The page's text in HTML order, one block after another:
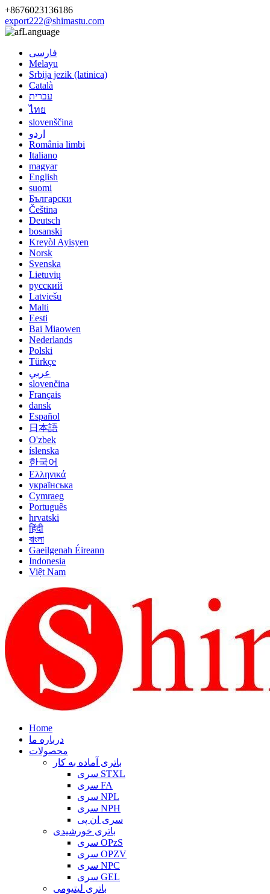
+8676023136186
export222@shimastu.com
Language
فارسی
Melayu
Srbija jezik (latinica)
Català
עברית
ไทย
slovenščina
اردو
România limbi
Italiano
magyar
English
suomi
Български
Čeština
Deutsch
bosanski
Kreyòl Ayisyen
Norsk
Svenska
Lietuvių
русский
Latviešu
Malti
Eesti
Bai Miaowen
Nederlands
Polski
Türkçe
عربي
slovenčina
Français
dansk
Español
日本語
O'zbek
íslenska
한국어
Ελληνικά
українська
Cymraeg
Português
hrvatski
हिंदी
বাংলা
Gaeilgenah Éireann
Indonesia
Việt Nam
Home
درباره ما
محصولات
باتری آماده به کار
سری STXL
سری FA
سری NPL
سری NPH
سری ان پی
باتری خورشیدی
سری OPzS
سری OPZV
سری NPC
سری GEL
باتری لیتیومی